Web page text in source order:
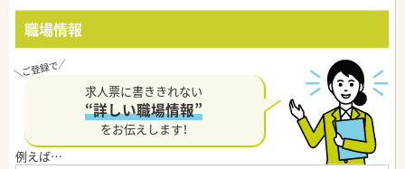
職場情報
求人票に書ききれない
“詳しい職場情報”
をお伝えします！